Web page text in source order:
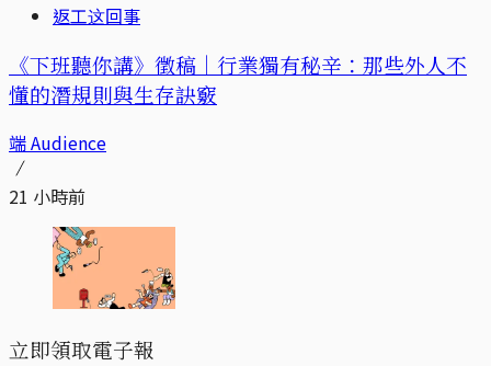
返工这回事
《下班聽你講》徵稿｜行業獨有秘辛：那些外人不
懂的潛規則與生存訣竅
端 Audience
21 小時前
立即領取電子報